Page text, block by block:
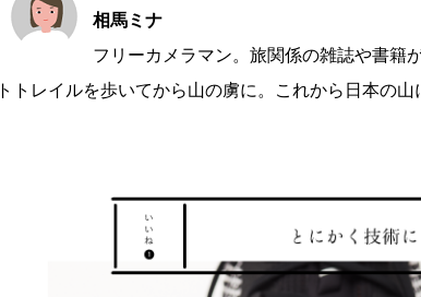
相馬ミナ
フリーカメラマン。旅関係の雑誌や書籍
トトレイルを歩いてから山の虜に。これから日本の山